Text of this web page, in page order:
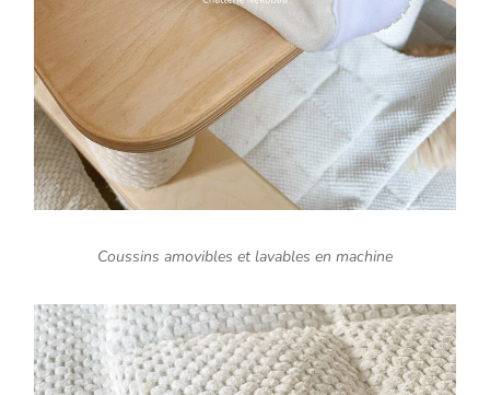
Coussins amovibles et lavables en machine